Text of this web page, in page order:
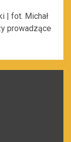
| fot. Michał
prowadzące